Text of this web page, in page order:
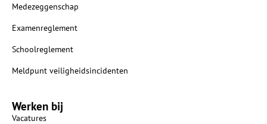
Medezeggenschap
Examenreglement
Schoolreglement
Meldpunt veiligheidsincidenten
Werken bij
Vacatures